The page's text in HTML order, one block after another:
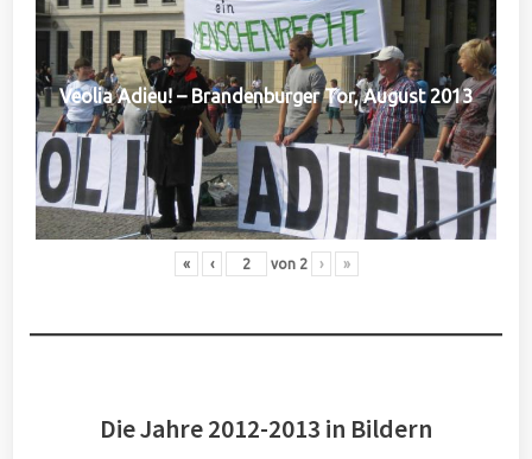
Veolia Adieu! – Brandenburger Tor, August 2013
« ‹ von 2 › »
Die Jahre 2012-2013 in Bildern